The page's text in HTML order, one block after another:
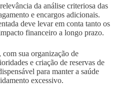
da análise criteriosa das
e encargos adicionais.
deve levar em conta tanto os
financeiro a longo prazo.
sua organização de
e criação de reservas de
para manter a saúde
excessivo.